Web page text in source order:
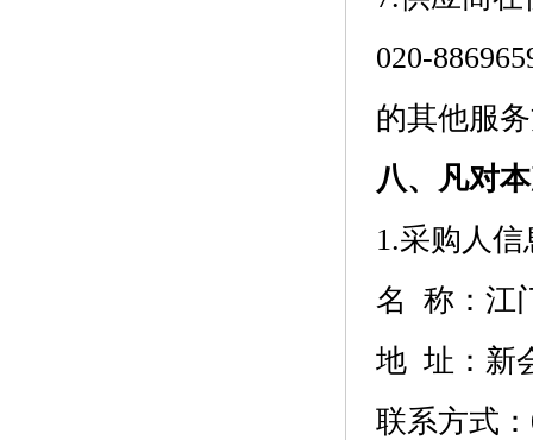
020-
的其他服
八、凡对
1.采购人信
名 称： 江
地 址： 新
联系方式：